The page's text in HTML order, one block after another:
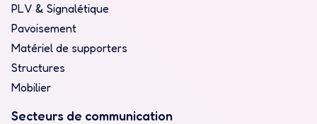
PLV & Signalétique
Pavoisement
Matériel de supporters
Structures
Mobilier
Secteurs de communication